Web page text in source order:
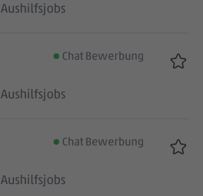
Aushilfsjobs
Chat Bewerbung
Aushilfsjobs
Chat Bewerbung
Aushilfsjobs